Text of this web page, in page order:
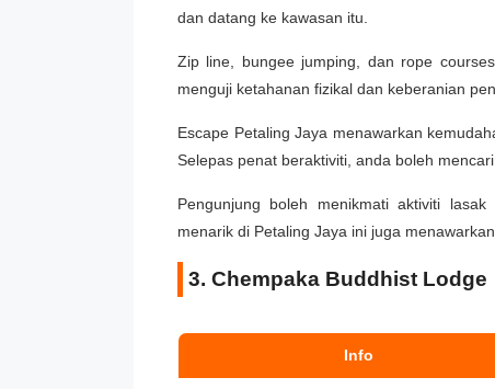
dan datang ke kawasan itu.
Zip line, bungee jumping, dan rope
menguji ketahanan fizikal dan keberanian
Escape Petaling Jaya menawarkan
Selepas penat beraktiviti, anda boleh
Pengunjung boleh menikmati aktiviti
menarik di Petaling Jaya ini juga
3. Chempaka Buddhist Lodge
Info